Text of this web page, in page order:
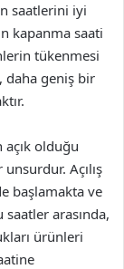
saatlerini iyi
kapanma saati
tükenmesi
daha geniş bir
açık olduğu
Açılış
başlamakta ve
arasında,
ürünleri